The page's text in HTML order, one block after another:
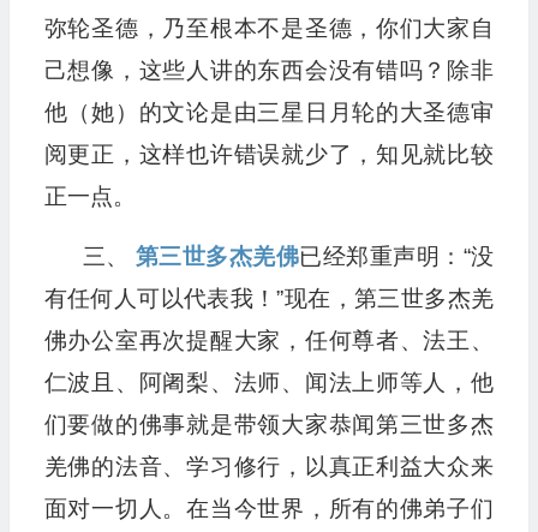
弥轮圣德，乃至根本不是圣德，你们大家自
己想像，这些人讲的东西会没有错吗？除非
他（她）的文论是由三星日月轮的大圣德审
阅更正，这样也许错误就少了，知见就比较
正一点。
三、 第三世多杰羌佛已经郑重声明：“没
有任何人可以代表我！”现在，第三世多杰羌
佛办公室再次提醒大家，任何尊者、法王、
仁波且、阿阇梨、法师、闻法上师等人，他
们要做的佛事就是带领大家恭闻第三世多杰
羌佛的法音、学习修行，以真正利益大众来
面对一切人。在当今世界，所有的佛弟子们